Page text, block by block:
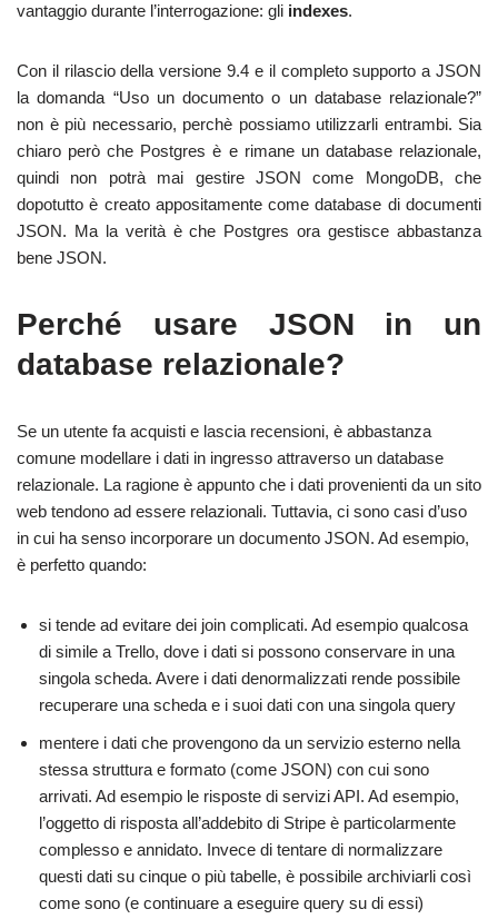
vantaggio durante l’interrogazione: gli indexes.
Con il rilascio della versione 9.4 e il completo supporto a JSON
la domanda “Uso un documento o un database relazionale?”
non è più necessario, perchè possiamo utilizzarli entrambi. Sia
chiaro però che Postgres è e rimane un database relazionale,
quindi non potrà mai gestire JSON come MongoDB, che
dopotutto è creato appositamente come database di documenti
JSON. Ma la verità è che Postgres ora gestisce abbastanza
bene JSON.
Perché usare JSON in un
database relazionale?
Se un utente fa acquisti e lascia recensioni, è abbastanza
comune modellare i dati in ingresso attraverso un database
relazionale. La ragione è appunto che i dati provenienti da un sito
web tendono ad essere relazionali. Tuttavia, ci sono casi d’uso
in cui ha senso incorporare un documento JSON. Ad esempio,
è perfetto quando:
si tende ad evitare dei join complicati. Ad esempio qualcosa
di simile a Trello, dove i dati si possono conservare in una
singola scheda. Avere i dati denormalizzati rende possibile
recuperare una scheda e i suoi dati con una singola query
mentere i dati che provengono da un servizio esterno nella
stessa struttura e formato (come JSON) con cui sono
arrivati. Ad esempio le risposte di servizi API. Ad esempio,
l’oggetto di risposta all’addebito di Stripe è particolarmente
complesso e annidato. Invece di tentare di normalizzare
questi dati su cinque o più tabelle, è possibile archiviarli così
come sono (e continuare a eseguire query su di essi)